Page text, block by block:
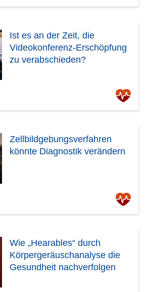
Ist es an der Zeit, die
Videokonferenz-Erschöpfung
zu verabschieden?
Zellbildgebungsverfahren
könnte Diagnostik verändern
Wie „Hearables“ durch
Körpergeräuschanalyse die
Gesundheit nachverfolgen